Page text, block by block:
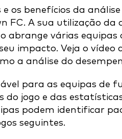
os benefícios da
FC. A sua utilização da
abrange várias
impacto. Veja o vídeo
a análise do
para as equipas de
do jogo e das
podem identificar
seguintes.